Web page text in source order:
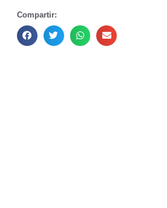
Compartir: